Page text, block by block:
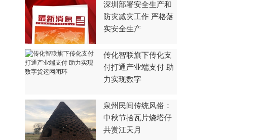
深圳部署安全生产和
防灾减灾工作 严格落
实安全生产
传化智联旗下传化支
付打通产业端支付 助
力实现数字
泉州民间传统风俗：
中秋节拾瓦片烧塔仔
共赏江天月